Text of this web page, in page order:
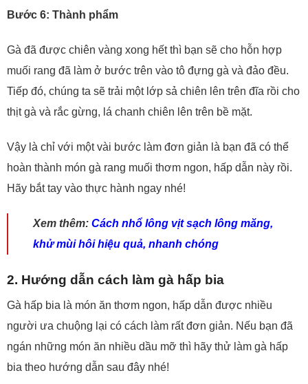
Bước 6: Thành phẩm
Gà đã được chiên vàng xong hết thì bạn sẽ cho hỗn hợp
muối rang đã làm ở bước trên vào tô đựng gà và đảo đều.
Tiếp đó, chúng ta sẽ trải một lớp sả chiên lên trên đĩa rồi cho
thịt gà và rắc gừng, lá chanh chiên lên trên bề mặt.
Vậy là chỉ với một vài bước làm đơn giản là bạn đã có thể
hoàn thành món gà rang muối thơm ngon, hấp dẫn này rồi.
Hãy bắt tay vào thực hành ngay nhé!
Xem thêm: Cách nhổ lông vịt sạch lông măng,
khử mùi hôi hiệu quả, nhanh chóng
2. Hướng dẫn cách làm gà hấp bia
Gà hấp bia là món ăn thơm ngon, hấp dẫn được nhiều
người ưa chuộng lại có cách làm rất đơn giản. Nếu bạn đã
ngán những món ăn nhiều dầu mỡ thì hãy thử làm gà hấp
bia theo hướng dẫn sau đây nhé!